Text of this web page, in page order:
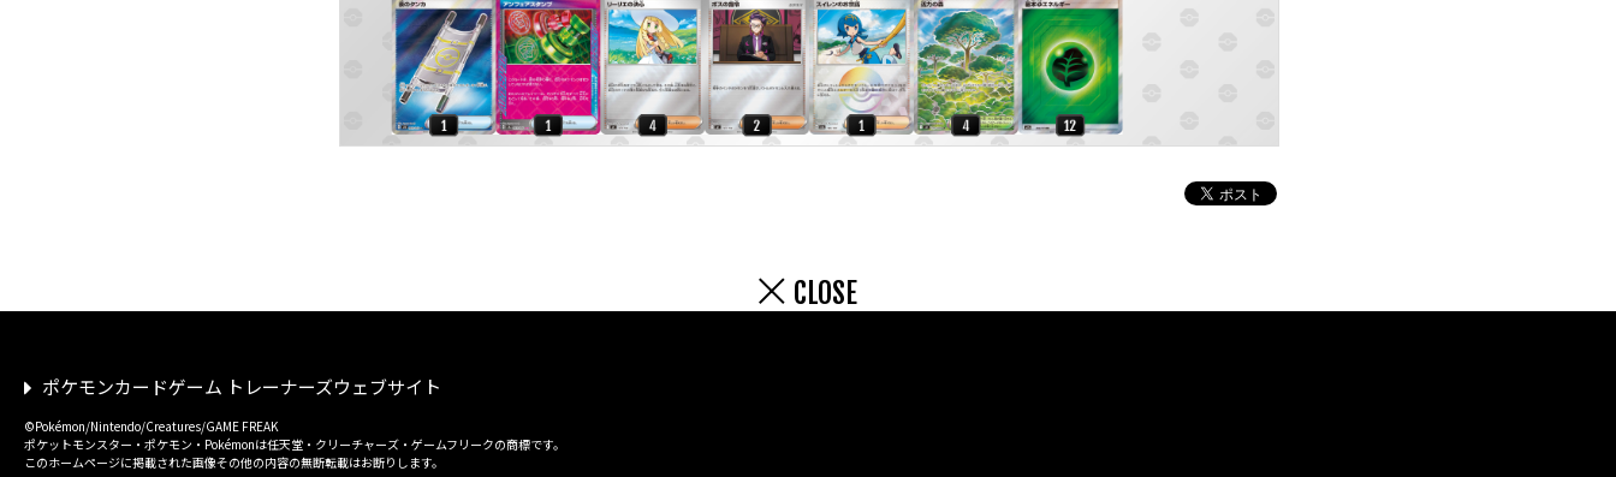
CLOSE
ポケモンカードゲーム トレーナーズウェブサイト
©Pokémon/Nintendo/Creatures/GAME FREAK
ポケットモンスター・ポケモン・Pokémonは任天堂・クリーチャーズ・ゲームフリークの商標です。
このホームページに掲載された画像その他の内容の無断転載はお断りします。